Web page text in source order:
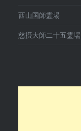
西山国師霊場
慈摂大師二十五霊場